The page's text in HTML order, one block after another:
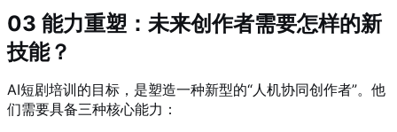
03 能力重塑：未来创作者需要怎样的新
技能？
AI短剧培训的目标，是塑造一种新型的“人机协同创作者”。他
们需要具备三种核心能力：